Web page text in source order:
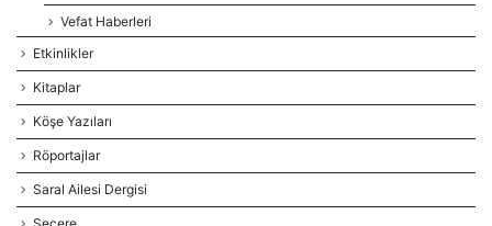
Vefat Haberleri
Etkinlikler
Kitaplar
Köşe Yazıları
Röportajlar
Saral Ailesi Dergisi